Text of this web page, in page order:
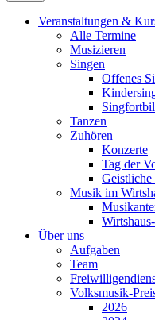
Veranstaltungen &
Alle Termine
Musizieren
Singen
Offenes
Tanzen
Zuhören
Konzerte
Tag der
Musik im
Über uns
Aufgaben
Team
Volksmusik-
2026